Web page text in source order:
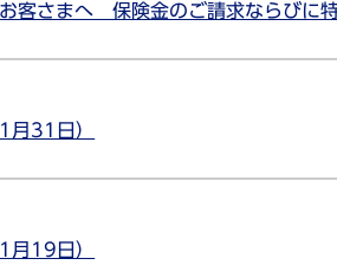
客さまへ 保険金のご請求ならびに
月31日）
月19日）